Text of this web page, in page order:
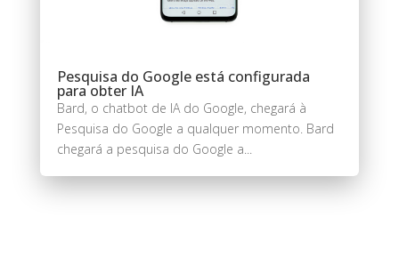
Pesquisa do Google está configurada
para obter IA
Bard, o chatbot de IA do Google, chegará à
Pesquisa do Google a qualquer momento. Bard
chegará a pesquisa do Google a...